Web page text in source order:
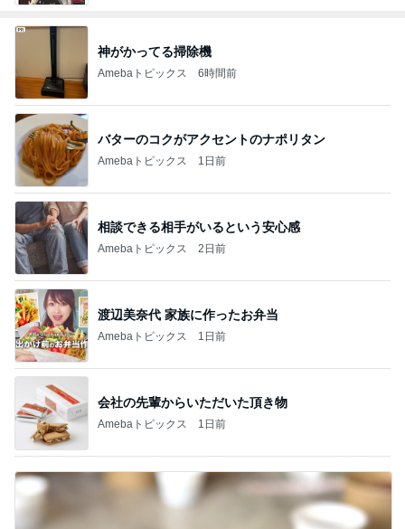
神がかってる掃除機
Amebaトピックス 6時間前
バターのコクがアクセントのナポリタン
Amebaトピックス 1日前
相談できる相手がいるという安心感
Amebaトピックス 2日前
渡辺美奈代 家族に作ったお弁当
Amebaトピックス 1日前
会社の先輩からいただいた頂き物
Amebaトピックス 1日前